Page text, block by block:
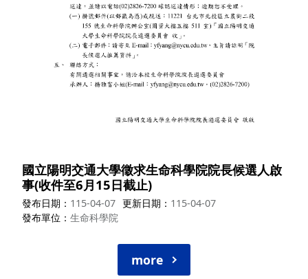
國立陽明交通大學徵求生命科學院院長候選人啟
事(收件至6月15日截止)
發布日期 115-04-07 更新日期
115-04-07
發布單位
生命科學院
more